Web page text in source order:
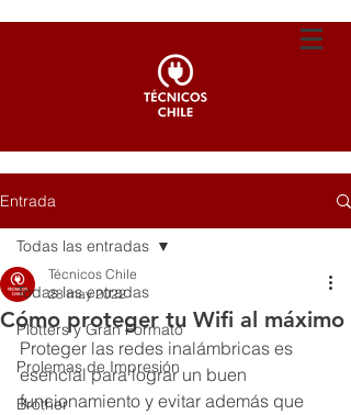
Entrada
Todas las entradas
Plotters y Gran Formato
Prolemas de Impresión
Brother
Todas las entradas
Cómo proteger tu Wifi al máximo
Técnicos Chile
28 may 2022
Proteger las redes inalámbricas es
esencial para lograr un buen
funcionamiento y evitar además que